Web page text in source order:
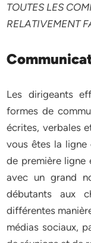
TOUTES LES
RELATIVEMENT
Les dirigeants
formes de
écrites, verbales
vous êtes la ligne
de première ligne
avec un grand
débutants aux
différentes
médias sociaux,